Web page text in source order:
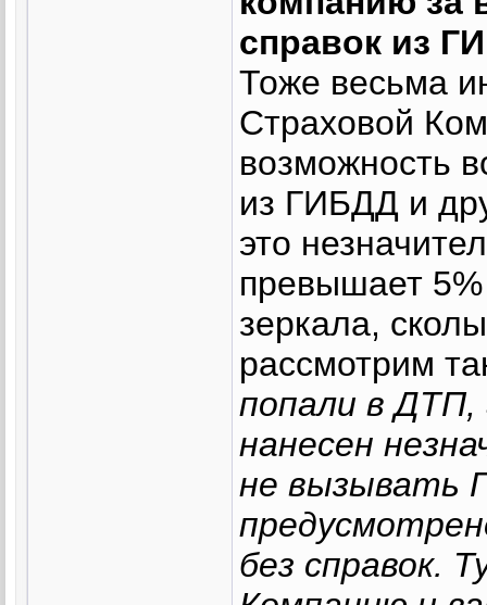
справок из
Тоже весьма
Страховой
возможность
из ГИБДД и
это
превышает
зеркала,
рассмотрим
попали в ДТП,
нанесен
не вызывать
без справок.